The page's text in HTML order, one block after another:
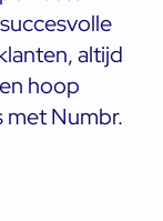
altijd
hoop
met Numbr.